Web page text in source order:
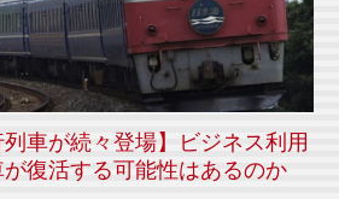
列車が続々登場】ビジネス利用
復活する可能性はあるのか